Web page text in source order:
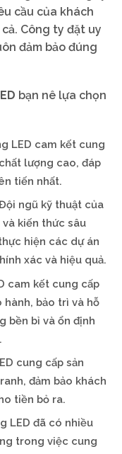
cầu của khách
Công ty đặt uy
đảm bảo đúng
bạn nê lựa chọn
LED cam kết cung
lượng cao, đáp
tiến nhất.
ngũ kỹ thuật của
kiến thức sâu
hiện các dự án
xác và hiệu quả.
cam kết cung cấp
hành, bảo trì và hỗ
bền bỉ và ổn định
cung cấp sản
đảm bảo khách
tiền bỏ ra.
LED đã có nhiều
trong việc cung